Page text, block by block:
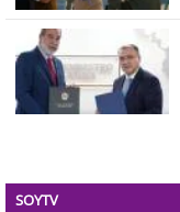
SOYTV